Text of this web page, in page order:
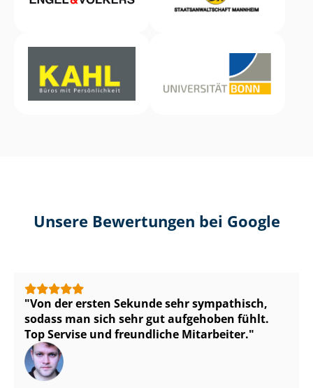
Unsere Bewertungen bei Google
Von der ersten Sekunde sehr sympathisch,
sodass man sich sehr gut aufgehoben fühlt.
Top Servise und freundliche Mitarbeiter.